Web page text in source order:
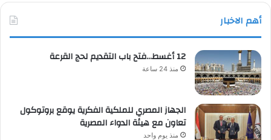
أهم الاخبار
12 أغسط…فتح باب التقديم لحج القرعة
منذ 24 ساعة
الجهاز المصري للملكية الفكرية يوقع بروتوكول
تعاون مع هيئة الدواء المصرية
منذ يوم واحد